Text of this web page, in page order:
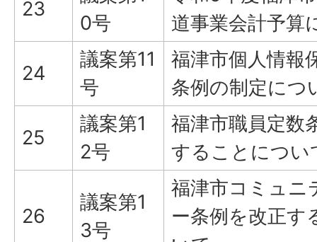
23
0号
道事業会計予算
24
議案第11
号
福津市個人情報
条例の制定につ
25
議案第1
2号
福津市職員定数
することについ
26
議案第1
3号
福津市コミュニ
ー条例を改正す